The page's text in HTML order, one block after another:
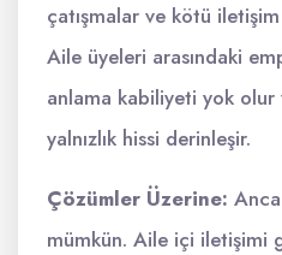
çatışmalar ve kötü
Aile üyeleri arasındaki
anlama kabiliyeti yok
yalnızlık hissi derinleşir.
Çözümler Üzerine:
mümkün. Aile içi iletişimi